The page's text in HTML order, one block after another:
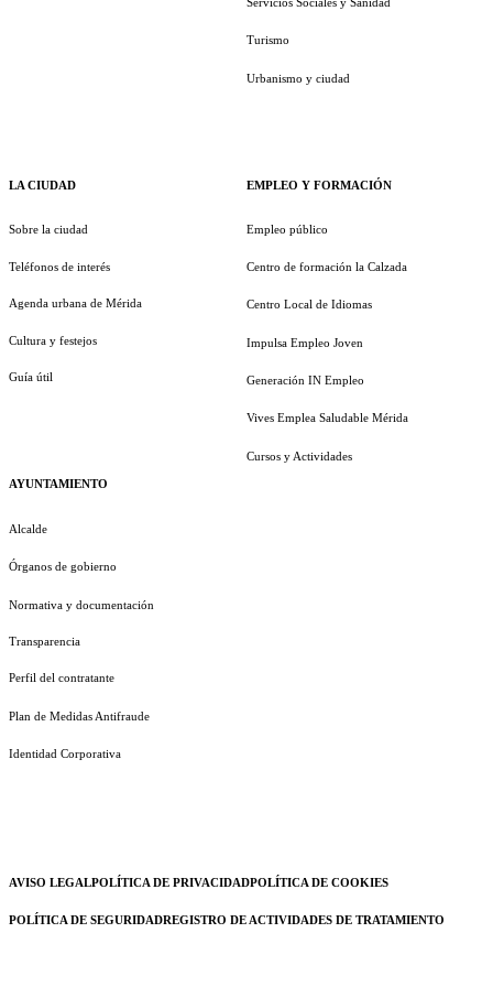
LA CIUDAD
Sobre la ciudad
Teléfonos de interés
Agenda urbana de Mérida
Cultura y festejos
Guía útil
AYUNTAMIENTO
Alcalde
Órganos de gobierno
Normativa y documentación
Transparencia
Perfil del contratante
Plan de Medidas Antifraude
Identidad Corporativa
Turismo
Urbanismo y ciudad
EMPLEO Y FORMACIÓN
Empleo público
Centro de formación la Calzada
Centro Local de Idiomas
Impulsa Empleo Joven
Generación IN Empleo
Vives Emplea Saludable Mérida
Cursos y Actividades
AVISO LEGALPOLÍTICA DE PRIVACIDADPOLÍTICA DE COOKIES
POLÍTICA DE SEGURIDADREGISTRO DE ACTIVIDADES DE TRATAMIENTO